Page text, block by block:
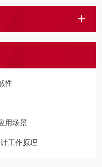
性
用场景
工作原理